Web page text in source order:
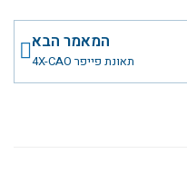
המאמר הבא
תאונת פייפר 4X-CAO